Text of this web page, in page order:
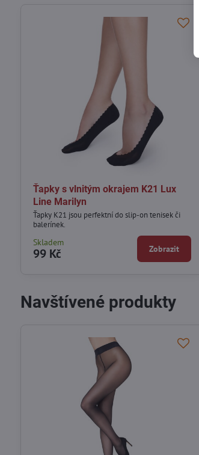
Ťapky s vlnitým okrajem K21 Lux
Line Marilyn
Ťapky K21 jsou perfektní do slip-on tenisek či
balerínek.
Skladem
99 Kč Zobrazit
Navštívené produkty